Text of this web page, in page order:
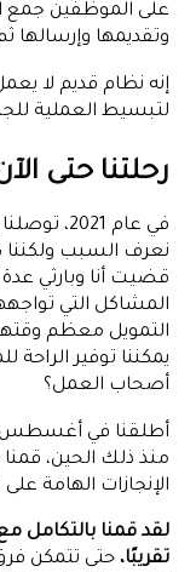
على الموظفين جمع
وتقديمها وإرسالها
لتبسيط العملية
رحلتنا حتى
في عام
نعرف السبب ولكننا
قضيت أنا وبارثي
المشاكل التي
التمويل معظم
يمكننا توفير
أصحاب العمل؟
الإنجازات الهامة
لقد قمنا بالتكامل
تقريبًا،حتى تتمكن